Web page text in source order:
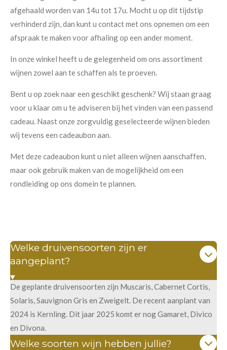
afgehaald worden van 14u tot 17u. Mocht u op dit tijdstip
verhinderd zijn, dan kunt u contact met ons opnemen om een
afspraak te maken voor afhaling op een ander moment.
In onze winkel heeft u de gelegenheid om ons assortiment
wijnen zowel aan te schaffen als te proeven.
Bent u op zoek naar een geschikt geschenk? Wij staan graag
voor u klaar om u te adviseren bij het vinden van een passend
cadeau. Naast onze zorgvuldig geselecteerde wijnen bieden
wij tevens een cadeaubon aan.
Met deze cadeaubon kunt u niet alleen wijnen aanschaffen,
maar ook gebruik maken van de mogelijkheid om een
rondleiding op ons domein te plannen.
Welke druivensoorten zijn er
aangeplant?
De geplante druivensoorten zijn Muscaris, Cabernet Cortis,
Solaris, Sauvignon Gris en Zweigelt. De recent aanplant van
2024 is Kernling. Dit jaar 2025 komt er nog Gamaret, Divico
en Divona.
Welke soorten wijn hebben jullie?